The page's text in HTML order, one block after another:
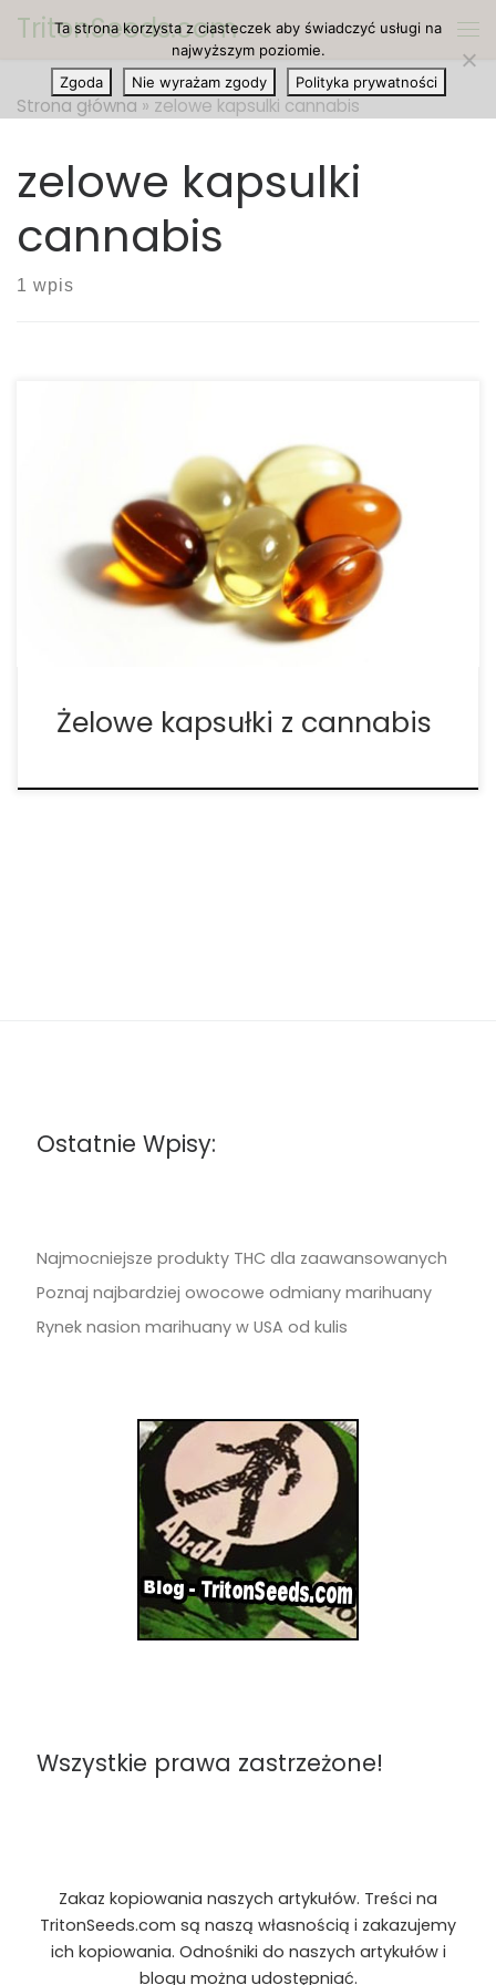
Przejdź do treści
TritonSeeds.com
Strona główna » zelowe kapsulki cannabis
zelowe kapsulki
cannabis
1 wpis
Kanadyjska firma Aurora Cannabis ogłosiła, że
rozpocznie sprzedaż i produkcję kapsułek żelowych
z cannabis. Czy będzie to game changer?
Największa firma cannabis w Kanadzie, Aurora
Cannabis, ogłosiła, że rozpocznie sprzedaż i
produkcję kapsułek żelowych na bazie cannabis.
Firma oświadczyła, że […]
Żelowe kapsułki z cannabis
Ostatnie Wpisy:
Najmocniejsze produkty THC dla zaawansowanych
Poznaj najbardziej owocowe odmiany marihuany
Rynek nasion marihuany w USA od kulis
Wszystkie prawa zastrzeżone!
Zakaz kopiowania naszych artykułów. Treści na
TritonSeeds.com są naszą własnością i zakazujemy
ich kopiowania. Odnośniki do naszych artykułów i
blogu można udostępniać.
Ta strona korzysta z ciasteczek aby świadczyć usługi na
najwyższym poziomie.
Zgoda
Nie wyrażam zgody Polityka prywatności